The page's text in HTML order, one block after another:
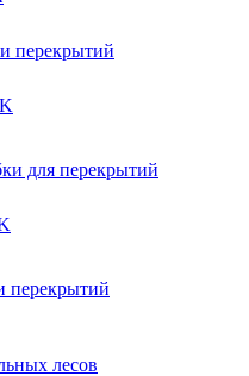
перекрытий
для перекрытий
перекрытий
лесов